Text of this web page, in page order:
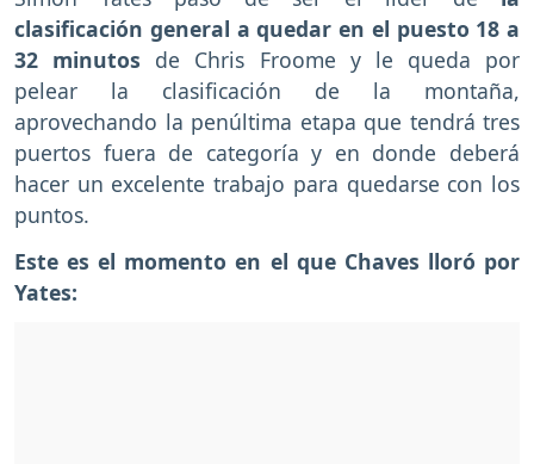
clasificación general a quedar en el puesto 18 a
32 minutos de Chris Froome y le queda por
pelear la clasificación de la montaña,
aprovechando la penúltima etapa que tendrá tres
puertos fuera de categoría y en donde deberá
hacer un excelente trabajo para quedarse con los
puntos.
Este es el momento en el que Chaves lloró por
Yates: